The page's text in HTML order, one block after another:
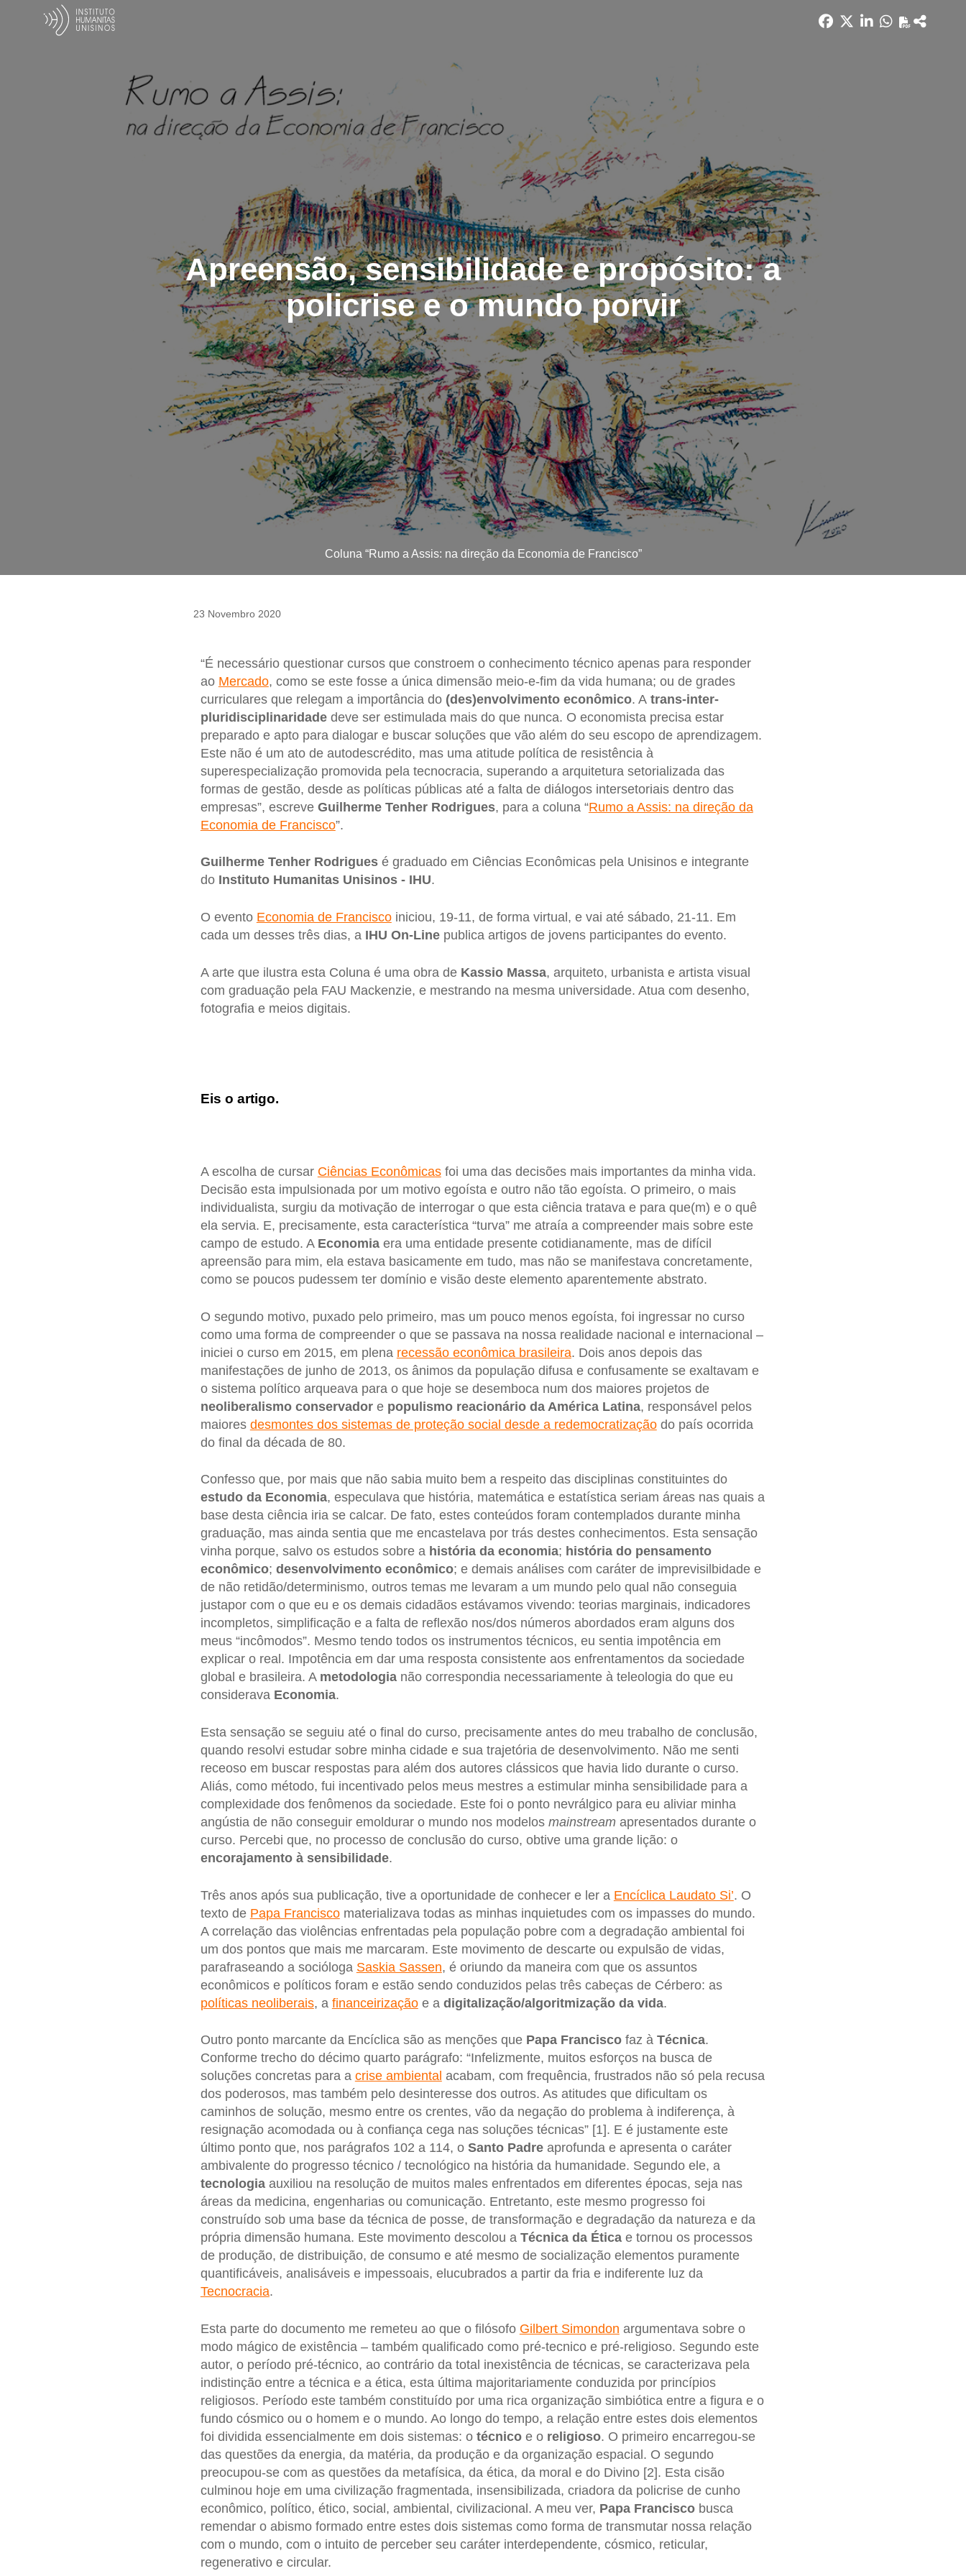
Apreensão, sensibilidade e propósito: a
policrise e o mundo porvir
Coluna “Rumo a Assis: na direção da Economia de Francisco”
23 Novembro 2020
“É necessário questionar cursos que constroem o conhecimento técnico apenas para responder
ao Mercado, como se este fosse a única dimensão meio-e-fim da vida humana; ou de grades
curriculares que relegam a importância do (des)envolvimento econômico. A trans-inter-
pluridisciplinaridadedeve ser estimulada mais do que nunca. O economista precisa estar
preparado e apto para dialogar e buscar soluções que vão além do seu escopo de aprendizagem.
Este não é um ato de autodescrédito, mas uma atitude política de resistência à
superespecialização promovida pela tecnocracia, superando a arquitetura setorializada das
formas de gestão, desde as políticas públicas até a falta de diálogos intersetoriais dentro das
empresas”, escreve Guilherme Tenher Rodrigues, para a coluna “Rumo a Assis: na direção da
Economia de Francisco”.
Guilherme Tenher Rodriguesé graduado em Ciências Econômicas pela Unisinos e integrante
do Instituto Humanitas Unisinos - IHU.
O evento Economia de Franciscoiniciou, 19-11, de forma virtual, e vai até sábado, 21-11. Em
cada um desses três dias, aIHU On-Linepublica artigos de jovens participantes do evento.
A arte que ilustra esta Coluna é uma obra de Kassio Massa, arquiteto, urbanista e artista visual
com graduação pela FAU Mackenzie, e mestrando na mesma universidade. Atua com desenho,
fotografia e meios digitais.
Eis o artigo.
A escolha de cursar Ciências Econômicasfoi uma das decisões mais importantes da minha vida.
Decisão esta impulsionada por um motivo egoísta e outro não tão egoísta. O primeiro, o mais
individualista, surgiu da motivação de interrogar o que esta ciência tratava e para que(m) e o quê
ela servia. E, precisamente, esta característica “turva” me atraía a compreender mais sobre este
campo de estudo. A Economiaera uma entidade presente cotidianamente, mas de difícil
apreensão para mim, ela estava basicamente em tudo, mas não se manifestava concretamente,
como se poucos pudessem ter domínio e visão deste elemento aparentemente abstrato.
O segundo motivo, puxado pelo primeiro, mas um pouco menos egoísta, foi ingressar no curso
como uma forma de compreender o que se passava na nossa realidade nacional e internacional –
iniciei o curso em 2015, em plena recessão econômica brasileira. Dois anos depois das
manifestações de junho de 2013, os ânimos da população difusa e confusamente se exaltavam e
o sistema político arqueava para o que hoje se desemboca num dos maiores projetos de
neoliberalismo conservadore populismo reacionário da América Latina, responsável pelos
maiores desmontes dos sistemas de proteção social desde a redemocratizaçãodo país ocorrida
do final da década de 80.
Confesso que, por mais que não sabia muito bem a respeito das disciplinas constituintes do
estudo da Economia, especulava que história, matemática e estatística seriam áreas nas quais a
base desta ciência iria se calcar. De fato, estes conteúdos foram contemplados durante minha
graduação, mas ainda sentia que me encastelava por trás destes conhecimentos. Esta sensação
vinha porque, salvo os estudos sobre a história da economia; história do pensamento
econômico; desenvolvimento econômico; e demais análises com caráter de imprevisilbidade e
de não retidão/determinismo, outros temas me levaram a um mundo pelo qual não conseguia
justapor com o que eu e os demais cidadãos estávamos vivendo: teorias marginais, indicadores
incompletos, simplificação e a falta de reflexão nos/dos números abordados eram alguns dos
meus “incômodos”. Mesmo tendo todos os instrumentos técnicos, eu sentia impotência em
explicar o real. Impotência em dar uma resposta consistente aos enfrentamentos da sociedade
global e brasileira. A metodologianão correspondia necessariamente à teleologia do que eu
considerava Economia.
Esta sensação se seguiu até o final do curso, precisamente antes do meu trabalho de conclusão,
quando resolvi estudar sobre minha cidade e sua trajetória de desenvolvimento. Não me senti
receoso em buscar respostas para além dos autores clássicos que havia lido durante o curso.
Aliás, como método, fui incentivado pelos meus mestres a estimular minha sensibilidade para a
complexidade dos fenômenos da sociedade. Este foi o ponto nevrálgico para eu aliviar minha
angústia de não conseguir emoldurar o mundo nos modelos mainstream apresentados durante o
curso. Percebi que, no processo de conclusão do curso, obtive uma grande lição: o
encorajamento à sensibilidade.
Três anos após sua publicação, tive a oportunidade de conhecer e ler a Encíclica Laudato Si’. O
texto de Papa Franciscomaterializava todas as minhas inquietudes com os impasses do mundo.
A correlação das violências enfrentadas pela população pobre com a degradação ambiental foi
um dos pontos que mais me marcaram. Este movimento de descarte ou expulsão de vidas,
parafraseando a socióloga Saskia Sassen, é oriundo da maneira com que os assuntos
econômicos e políticos foram e estão sendo conduzidos pelas três cabeças de Cérbero: as
políticas neoliberais, a financeirizaçãoe a digitalização/algoritmização da vida.
Outro ponto marcante da Encíclica são as menções que Papa Franciscofaz à Técnica.
Conforme trecho do décimo quarto parágrafo: “Infelizmente, muitos esforços na busca de
soluções concretas para a crise ambiental acabam, com frequência, frustrados não só pela recusa
dos poderosos, mas também pelo desinteresse dos outros. As atitudes que dificultam os
caminhos de solução, mesmo entre os crentes, vão da negação do problema à indiferença, à
resignação acomodada ou à confiança cega nas soluções técnicas” [1]. E é justamente este
último ponto que, nos parágrafos 102 a 114, o Santo Padreaprofunda e apresenta o caráter
ambivalente do progresso técnico / tecnológico na história da humanidade. Segundo ele, a
tecnologiaauxiliou na resolução de muitos males enfrentados em diferentes épocas, seja nas
áreas da medicina, engenharias ou comunicação. Entretanto, este mesmo progresso foi
construído sob uma base da técnica de posse, de transformação e degradação da natureza e da
própria dimensão humana. Este movimento descolou a Técnica da Éticae tornou os processos
de produção, de distribuição, de consumo e até mesmo de socialização elementos puramente
quantificáveis, analisáveis e impessoais, elucubrados a partir da fria e indiferente luz da
Tecnocracia.
Esta parte do documento me remeteu ao que o filósofo Gilbert Simondon argumentava sobre o
modo mágico de existência – também qualificado como pré-tecnico e pré-religioso. Segundo este
autor, o período pré-técnico, ao contrário da total inexistência de técnicas, se caracterizava pela
indistinção entre a técnica e a ética, esta última majoritariamente conduzida por princípios
religiosos. Período este também constituído por uma rica organização simbiótica entre a figura e o
fundo cósmico ou o homem e o mundo. Ao longo do tempo, a relação entre estes dois elementos
foi dividida essencialmente em dois sistemas: o técnicoe o religioso. O primeiro encarregou-se
das questões da energia, da matéria, da produção e da organização espacial. O segundo
preocupou-se com as questões da metafísica, da ética, da moral e do Divino [2]. Esta cisão
culminou hoje em uma civilização fragmentada, insensibilizada, criadora da policrise de cunho
econômico, político, ético, social, ambiental, civilizacional. A meu ver, Papa Franciscobusca
remendar o abismo formado entre estes dois sistemas como forma de transmutar nossa relação
com o mundo, com o intuito de perceber seu caráter interdependente, cósmico, reticular,
regenerativo e circular.